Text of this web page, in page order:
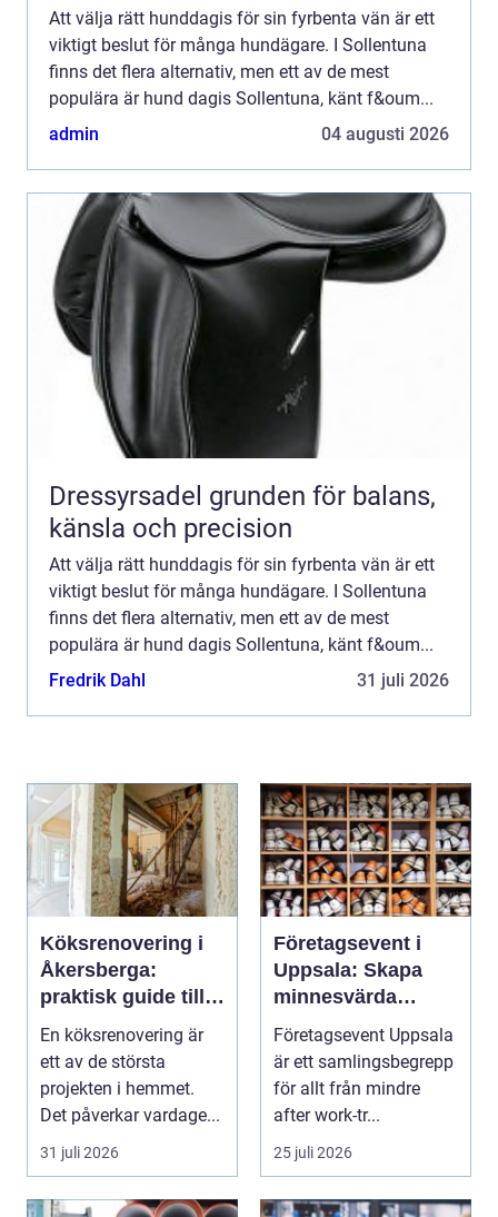
Att välja rätt hunddagis för sin fyrbenta vän är ett
viktigt beslut för många hundägare. I Sollentuna
finns det flera alternativ, men ett av de mest
populära är hund dagis Sollentuna, känt f&oum...
admin
04 augusti 2026
Dressyrsadel grunden för balans,
känsla och precision
Att välja rätt hunddagis för sin fyrbenta vän är ett
viktigt beslut för många hundägare. I Sollentuna
finns det flera alternativ, men ett av de mest
populära är hund dagis Sollentuna, känt f&oum...
Fredrik Dahl
31 juli 2026
Köksrenovering i
Åkersberga:
praktisk guide till
ett smartare kök
En köksrenovering är
ett av de största
projekten i hemmet.
Det påverkar vardage...
31 juli 2026
Företagsevent i
Uppsala: Skapa
minnesvärda
möten som bygger
starkare team
Företagsevent Uppsala
är ett samlingsbegrepp
för allt från mindre
after work-tr...
25 juli 2026